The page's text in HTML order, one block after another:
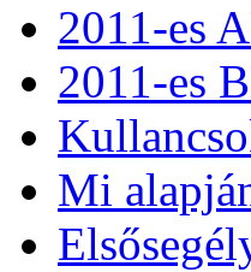
2011-es
2011-es
Mi